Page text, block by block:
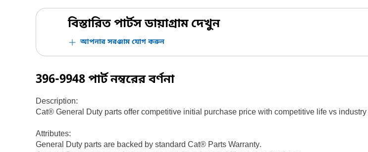
বিস্তারিত পার্টস ডায়াগ্রাম দেখুন
আপনার সরঞ্জাম যোগ করুন
396-9948পার্ট নম্বরের বর্ণনা
Description:
Cat® General Duty parts offer competitive initial purchase price with competitive life vs
Attributes:
General Duty parts are backed by standard Cat® Parts Warranty.